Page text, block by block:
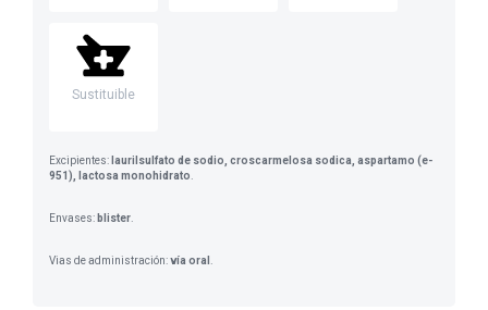
Sustituible
Excipientes: laurilsulfato de sodio, croscarmelosa sodica, aspartamo (e-
951), lactosa monohidrato
Envases: blister
Vias de administración:vía oral